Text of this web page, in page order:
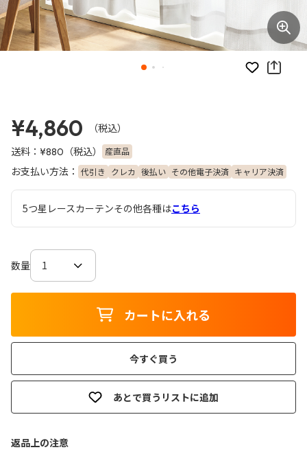
お気に入り
¥4,860
（税込）
送料： ¥880 （税込） 産直品
お支払い方法： 代引き クレカ 後払い その他電子決済 キャリア決済
5つ星レースカーテンその他各種はこちら
数量
カートに入れる
今すぐ買う
あとで買うリストに追加
返品上の注意